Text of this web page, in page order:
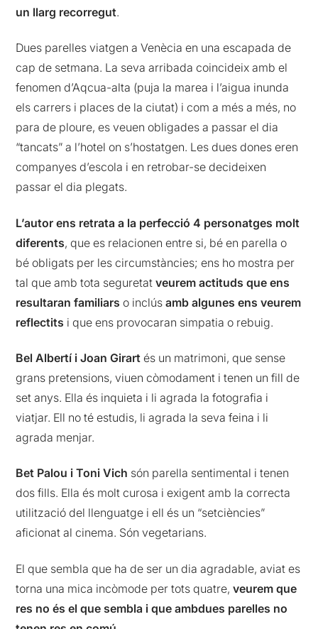
un llarg recorregut.
Dues parelles viatgen a Venècia en una escapada de
cap de setmana. La seva arribada coincideix amb el
fenomen d’Aqcua-alta (puja la marea i l’aigua inunda
els carrers i places de la ciutat) i com a més a més, no
para de ploure, es veuen obligades a passar el dia
“tancats” a l’hotel on s’hostatgen. Les dues dones eren
companyes d’escola i en retrobar-se decideixen
passar el dia plegats.
L’autor ens retrata a la perfecció 4 personatges molt
diferents, que es relacionen entre si, bé en parella o
bé obligats per les circumstàncies; ens ho mostra per
tal que amb tota seguretatveurem actituds que ens
resultaran familiarso inclús amb algunes ens veurem
reflectits i que ens provocaran simpatia o rebuig.
Bel Albertí i Joan Girart és un matrimoni, que sense
grans pretensions, viuen còmodament i tenen un fill de
set anys. Ella és inquieta i li agrada la fotografia i
viatjar. Ell no té estudis, li agrada la seva feina i li
agrada menjar.
Bet Palou i Toni Vich són parella sentimental i tenen
dos fills. Ella és molt curosa i exigent amb la correcta
utilització del llenguatge i ell és un “setciències”
aficionat al cinema. Són vegetarians.
El que sembla que ha de ser un dia agradable, aviat es
torna una mica incòmode per tots quatre,veurem que
res no és el que sembla i que ambdues parelles no